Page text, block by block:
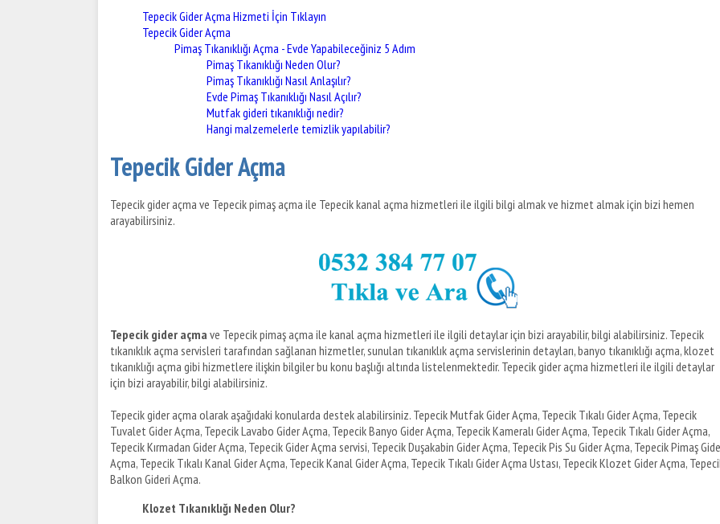
Tepecik Gider Açma Hizmeti İçin Tıklayın
Tepecik Gider Açma
Pimaş Tıkanıklığı Açma - Evde Yapabileceğiniz 5 Adım
Pimaş Tıkanıklığı Neden Olur?
Pimaş Tıkanıklığı Nasıl Anlaşılır?
Evde Pimaş Tıkanıklığı Nasıl Açılır?
Mutfak gideri tıkanıklığı nedir?
Hangi malzemelerle temizlik yapılabilir?
Tepecik Gider Açma
Tepecik gider açma ve Tepecik pimaş açma ile Tepecik kanal açma hizmetleri ile ilgili bilgi almak ve hizmet almak için bizi hemen
arayabilirsiniz.
Tepecik gider açma ve Tepecik pimaş açma ile kanal açma hizmetleri ile ilgili detaylar için bizi arayabilir, bilgi alabilirsiniz. Tepecik
tıkanıklık açma servisleri tarafından sağlanan hizmetler, sunulan tıkanıklık açma servislerinin detayları, banyo tıkanıklığı açma, klozet
tıkanıklığı açma gibi hizmetlere ilişkin bilgiler bu konu başlığı altında listelenmektedir. Tepecik gider açma hizmetleri ile ilgili detaylar
için bizi arayabilir, bilgi alabilirsiniz.
Tepecik gider açma olarak aşağıdaki konularda destek alabilirsiniz. Tepecik Mutfak Gider Açma, Tepecik Tıkalı Gider Açma, Tepecik
Tuvalet Gider Açma, Tepecik Lavabo Gider Açma, Tepecik Banyo Gider Açma, Tepecik Kameralı Gider Açma, Tepecik Tıkalı Gider Açma,
Tepecik Kırmadan Gider Açma, Tepecik Gider Açma servisi, Tepecik Duşakabin Gider Açma, Tepecik Pis Su Gider Açma, Tepecik Pimaş
Açma, Tepecik Tıkalı Kanal Gider Açma, Tepecik Kanal Gider Açma, Tepecik Tıkalı Gider Açma Ustası, Tepecik Klozet Gider Açma,
Balkon Gideri Açma.
Klozet Tıkanıklığı Neden Olur?